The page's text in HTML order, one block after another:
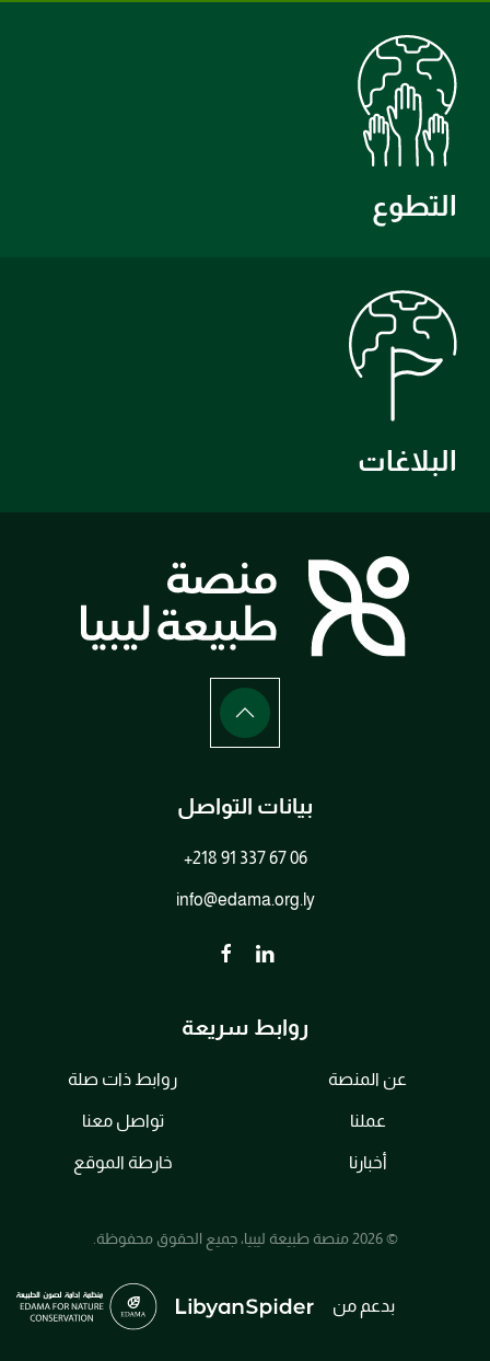
التطوع
البلاغات
بيانات التواصل
+218 91 337 67 06
info@edama.org.ly
روابط سريعة
عن المنصة
عملنا
أخبارنا
روابط ذات صلة
تواصل معنا
خارطة الموقع
© 2026 منصة طبيعة ليبيا، جميع الحقوق محفوظة.
بدعم من